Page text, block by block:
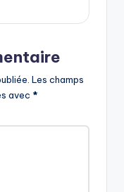
Les champs
avec *